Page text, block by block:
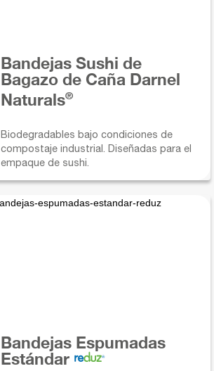
Bandejas Sushi de
Bagazo de Caña Darnel
Naturals®
Biodegradables bajo condiciones de
compostaje industrial. Diseñadas para el
empaque de sushi.
Bandejas Espumadas
Estándar